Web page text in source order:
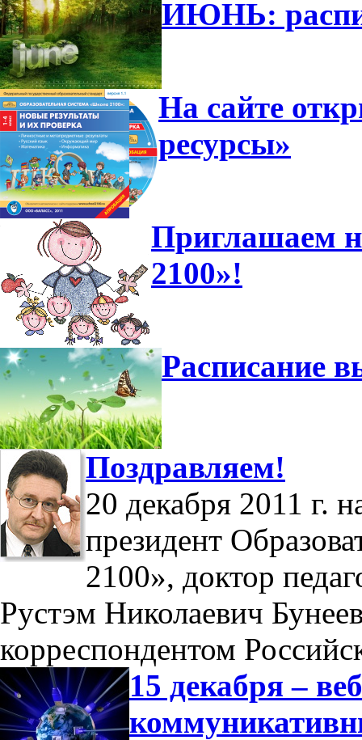
ИЮНЬ:
На сайте
ресурсы»
Приглашаем
2100»!
Расписание
Поздравляем!
20 декабря 2011 г.
президент
2100», доктор
Рустэм Николаевич
корреспондентом
15 декабря –